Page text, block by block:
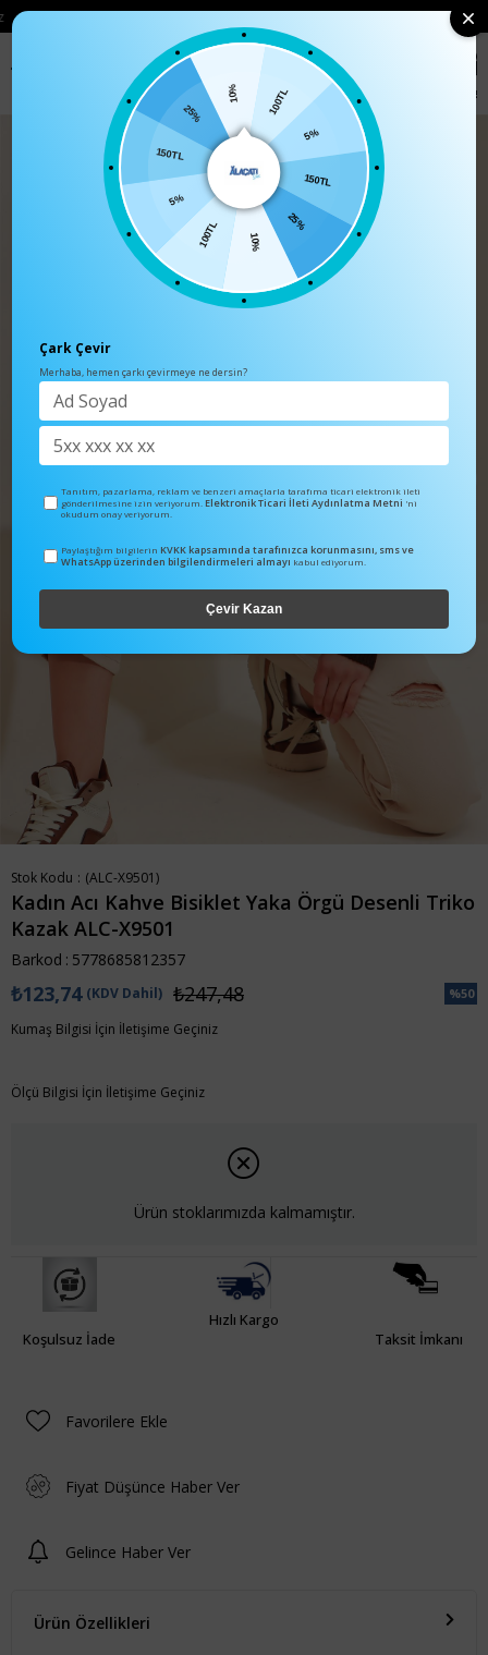
%15 İNDIRIM
TÜM ÜRÜNLER
Stok Kodu (ALC-X9501)
Kadın Acı Kahve Bisiklet Yaka Örgü Desenli Triko
Kazak ALC-X9501
Barkod : 5778685812357
%50
₺247,48
₺123,74 (KDV Dahil)
Kumaş Bilgisi İçin İletişime Geçiniz
Ölçü Bilgisi İçin İletişime Geçiniz
Ürün stoklarımızda kalmamıştır.
Koşulsuz İade
Hızlı Kargo
Taksit İmkanı
Favorilere Ekle
Fiyat Düşünce Haber Ver
Gelince Haber Ver
Ürün Özellikleri
100TL
5%
150TL
25%
100TL
150TL
25%
Çark Çevir
Merhaba, hemen çarkı çevirmeye ne dersin?
Tanıtım, pazarlama, reklam ve benzeri amaçlarla tarafıma ticari elektronik ileti
gönderilmesine izin veriyorum.Elektronik Ticari İleti Aydınlatma Metni 'ni
okudum onay veriyorum.
Paylaştığım bilgilerin KVKK kapsamında tarafınızca korunmasını, sms ve
WhatsApp üzerinden bilgilendirmeleri almayı kabul ediyorum.
Çevir Kazan